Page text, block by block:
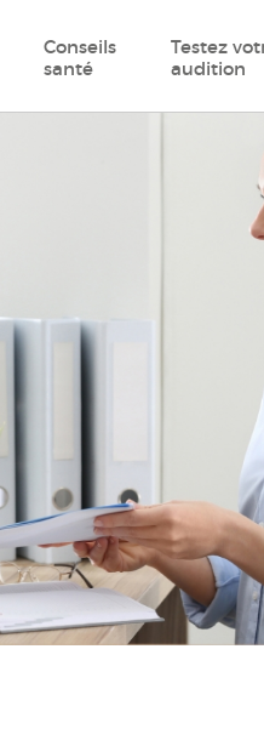
Conseils
santé
Testez
audition